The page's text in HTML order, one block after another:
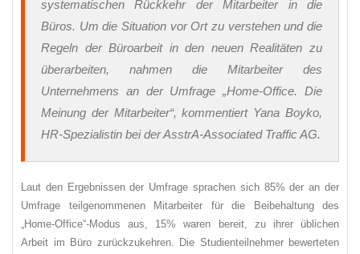
systematischen Rückkehr der Mitarbeiter in die
Büros. Um die Situation vor Ort zu verstehen und die
Regeln der Büroarbeit in den neuen Realitäten zu
überarbeiten, nahmen die Mitarbeiter des
Unternehmens an der Umfrage „Home-Office. Die
Meinung der Mitarbeiter“, kommentiert Yana Boyko,
HR-Spezialistin bei der AsstrA-Associated Traffic AG.
Laut den Ergebnissen der Umfrage sprachen sich 85% der an der
Umfrage teilgenommenen Mitarbeiter für die Beibehaltung des
„Home-Office“-Modus aus, 15% waren bereit, zu ihrer üblichen
Arbeit im Büro zurückzukehren. Die Studienteilnehmer bewerteten